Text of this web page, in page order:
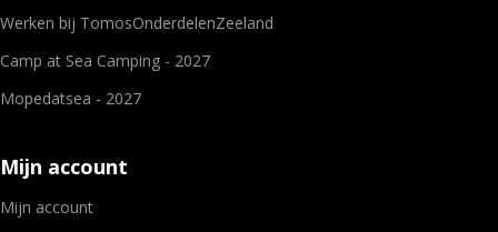
Werken bij TomosOnderdelenZeeland
Camp at Sea Camping - 2027
Mopedatsea - 2027
Mijn account
Mijn account